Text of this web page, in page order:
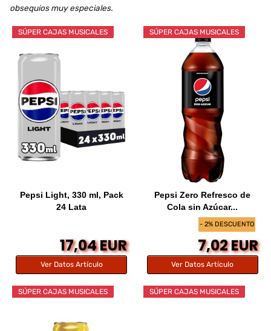
obsequios muy especiales.
SÚPER CAJAS MUSICALES
Pepsi Light, 330 ml, Pack
24 Lata
17,04 EUR
Ver Datos Artículo
- 2% DESCUENTO
SÚPER CAJAS MUSICALES
Pepsi Zero Refresco de
Cola sin Azúcar...
7,02 EUR
Ver Datos Artículo
SÚPER CAJAS MUSICALES SÚPER CAJAS MUSICALES